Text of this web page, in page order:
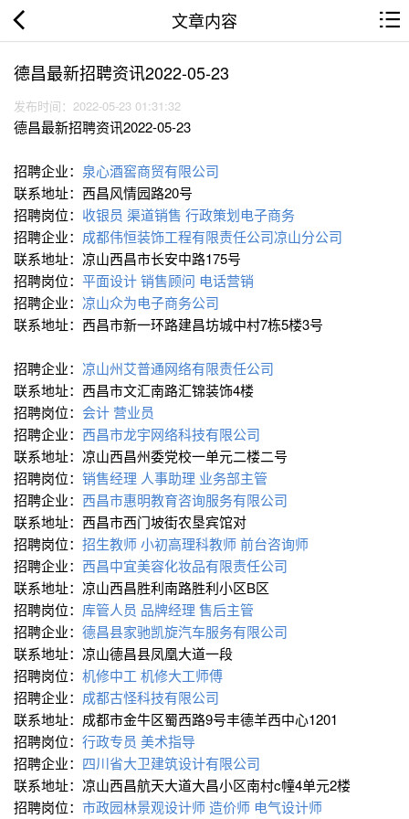
文章内容
德昌最新招聘资讯2022-05-23
发布时间：2022-05-23 01:31:32
德昌最新招聘资讯2022-05-23
招聘企业： 泉心酒窖商贸有限公司
联系地址：西昌风情园路20号
招聘岗位： 收银员 渠道销售 行政策划电子商务
招聘企业： 成都伟恒装饰工程有限责任公司凉山分公司
联系地址：凉山西昌市长安中路175号
招聘岗位： 平面设计销售顾问 电话营销
招聘企业： 凉山众为电子商务公司
联系地址：西昌市新一环路建昌坊城中村7栋5楼3号
招聘企业： 凉山州艾普通网络有限责任公司
联系地址：西昌市文汇南路汇锦装饰4楼
招聘岗位： 会计 营业员
招聘企业： 西昌市龙宇网络科技有限公司
联系地址：凉山西昌州委党校一单元二楼二号
招聘岗位： 销售经理 人事助理 业务部主管
招聘企业： 西昌市惠明教育咨询服务有限公司
联系地址：西昌市西门坡街农垦宾馆对
招聘岗位： 招生教师小初高理科教师前台咨询师
招聘企业： 西昌中宜美容化妆品有限责任公司
联系地址：凉山西昌胜利南路胜利小区B区
招聘岗位： 库管人员 品牌经理 售后主管
招聘企业： 德昌县家驰凯旋汽车服务有限公司
联系地址：凉山德昌县凤凰大道一段
招聘岗位： 机修中工 机修大工师傅
招聘企业： 成都古怪科技有限公司
联系地址：成都市金牛区蜀西路9号丰德羊西中心1201
招聘岗位： 行政专员 美术指导
招聘企业： 四川省大卫建筑设计有限公司
联系地址：凉山西昌航天大道大昌小区南村c幢4单元2楼
招聘岗位： 市政园林景观设计师造价师 电气设计师